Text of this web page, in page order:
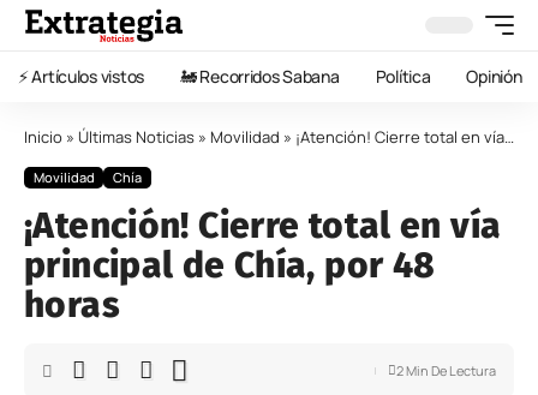
⚡️ Artículos vistos 🚂 Recorridos Sabana Política Opinión
Inicio » Últimas Noticias » Movilidad » ¡Atención! Cierre total en vía principal de Chía, por 48 horas
Movilidad Chía
¡Atención! Cierre total en vía
principal de Chía, por 48
horas
2 Min De Lectura